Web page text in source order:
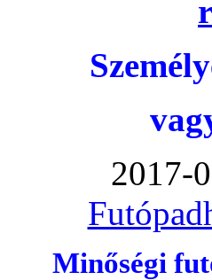
2017-
Minőségi